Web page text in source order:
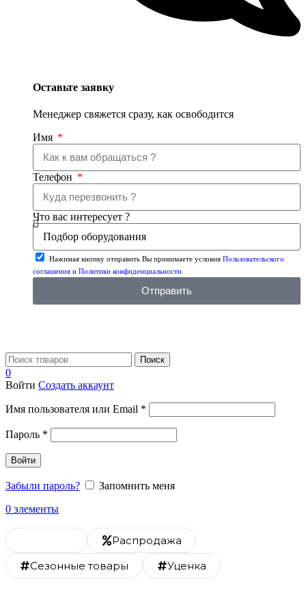
Оставьте заявку
Менеджер свяжется сразу, как освободится
Имя
Телефон
Что вас интересует ?
Нажимая кнопку отправить Вы принимаете условия Пользовательского
соглашения и Политики конфиденциальности
Отправить
Поиск
0
Войти Создать аккаунт
Имя пользователя или Email *
Пароль *
Войти
Забыли пароль?
Запомнить меня
0 элементы
Распродажа
Сезонные товары
Уценка